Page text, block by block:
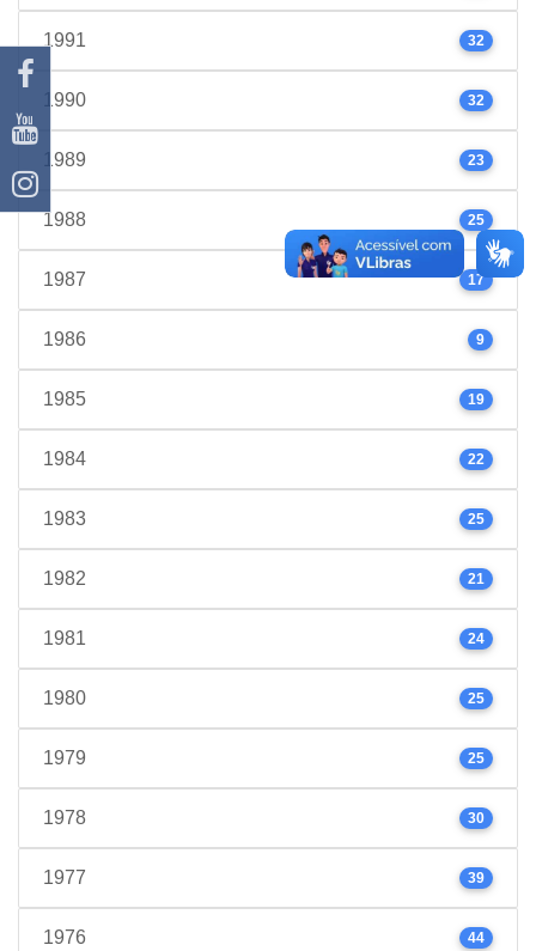
1991 32
1990 32
1989 23
1988 25
1987 17
1986 9
1985 19
1984 22
1983 25
1982 21
1981 24
1980 25
1979 25
1978 30
1977 39
1976 44